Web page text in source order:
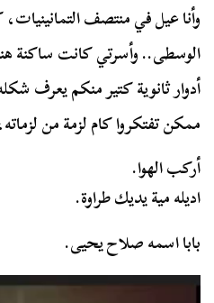
وأنا عيل في منتصف
الوسطى.. وأسرتي كانت ساكنة
أدوار ثانوية كتير منكم يعرف
ممكن تفتكروا كام لزمة من
أركب الهوا.
اديله مية يديك طراوة.
بابا اسمه صلاح يحيى.